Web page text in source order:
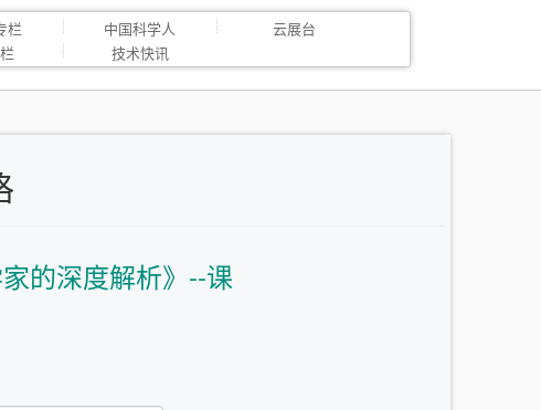
栏 中国科学人
云展台
技术快讯
的深度解析》--课